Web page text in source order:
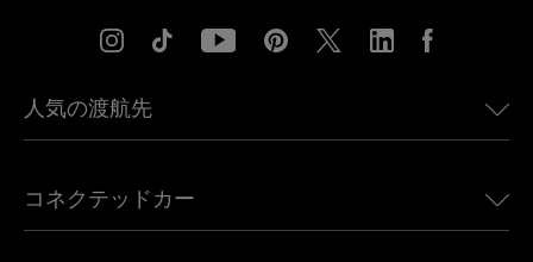
人気の渡航先
ヨーロッパ向けeSIM
コネクテッドカー